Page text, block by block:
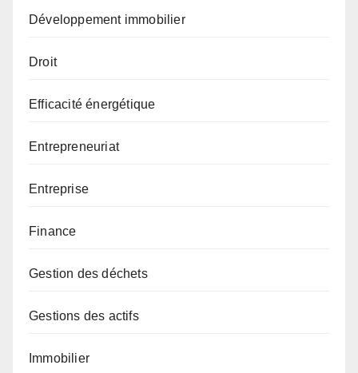
Développement immobilier
Droit
Efficacité énergétique
Entrepreneuriat
Entreprise
Finance
Gestion des déchets
Gestions des actifs
Immobilier